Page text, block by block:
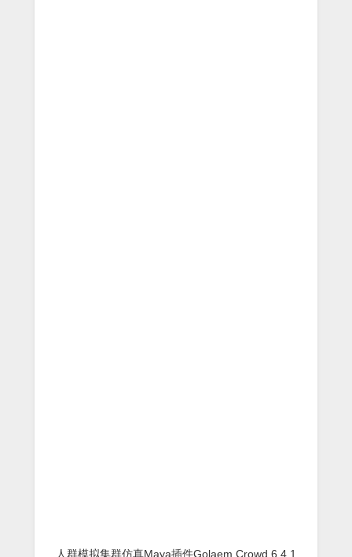
人群模拟集群仿真Maya插件Golaem Crowd 6.4.1